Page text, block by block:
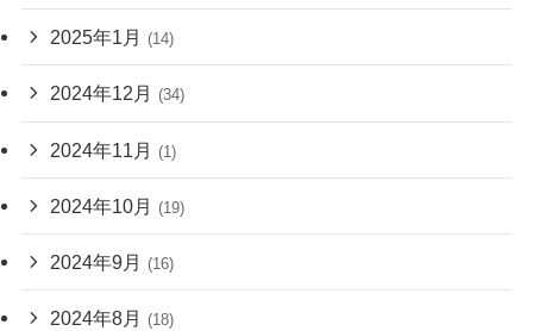
2025年1月 (14)
2024年12月 (34)
2024年11月 (1)
2024年10月 (19)
2024年9月 (16)
2024年8月 (18)